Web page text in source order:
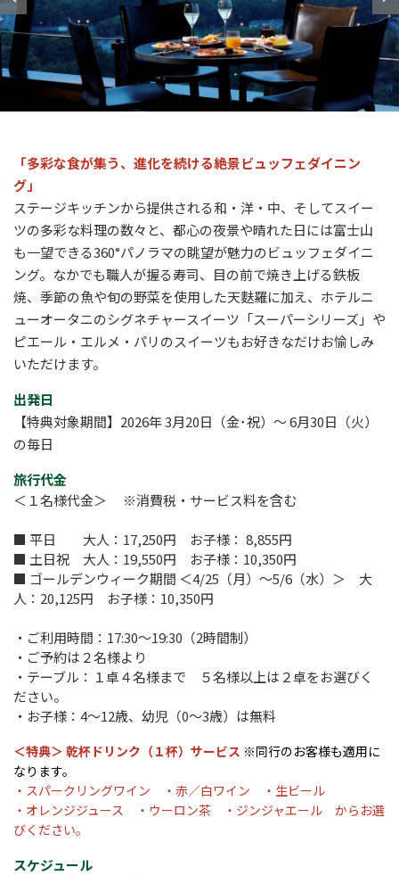
「多彩な食が集う、進化を続ける絶景ビュッフェダイニン
グ」
ステージキッチンから提供される和・洋・中、そしてスイー
ツの多彩な料理の数々と、都心の夜景や晴れた日には富士山
も一望できる360°パノラマの眺望が魅力のビュッフェダイニ
ング。なかでも職人が握る寿司、目の前で焼き上げる鉄板
焼、季節の魚や旬の野菜を使用した天麩羅に加え、ホテルニ
ューオータニのシグネチャースイーツ「スーパーシリーズ」や
ピエール・エルメ・パリのスイーツもお好きなだけお愉しみ
いただけます。
出発日
【特典対象期間】2026年 3月20日（金･祝）～ 6月30日（火）
の毎日
旅行代金
＜１名様代金＞ ※消費税・サービス料を含む
■ 平日 大人：17,250円 お子様： 8,855円
■ 土日祝 大人：19,550円 お子様：10,350円
■ ゴールデンウィーク期間 ＜4/25 （月）～5/6 （水）＞ 大
人：20,125円 お子様：10,350円
・ご利用時間： 17:30〜19:30 （2時間制）
・ご予約は２名様より
・テーブル：１卓４名様まで ５名様以上は２卓をお選びく
ださい。
・お子様： 4～12歳、幼児（0～3歳）は無料
＜特典＞ 乾杯ドリンク（１杯）サービス ※同行のお客様も適用に
なります。
・スパークリングワイン ・赤／白ワイン ・生ビール
・オレンジジュース ・ウーロン茶 ・ジンジャエール からお選
びください。
スケジュール